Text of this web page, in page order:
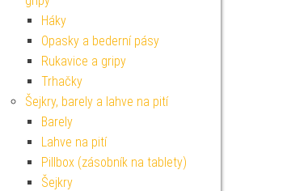
Háky
Opasky a bederní pásy
Rukavice a gripy
Trhačky
Šejkry, barely a lahve na pití
Barely
Lahve na pití
Pillbox (zásobník na tablety)
Šejkry